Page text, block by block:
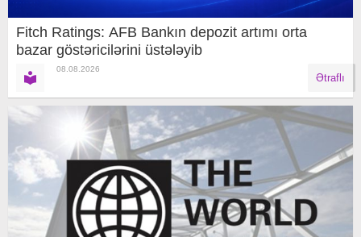
Fitch Ratings: AFB Bankın depozit artımı orta
bazar göstəricilərini üstələyib
08.08.2026
Ətraflı